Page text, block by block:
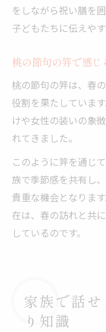
をしながら祝い膳を
子どもたちに伝えや
桃の節句の笄で感じ
桃の節句の笄は、春
役割を果たしていま
けや女性の装いの象
れてきました。
このように笄を通じ
族で季節感を共有し
貴重な機会となりま
在は、春の訪れと共
しているのです。
家族で話
り知識